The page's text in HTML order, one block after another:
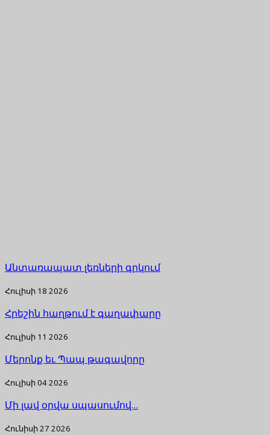
Անտառապատ լեռների գրկում
Հուլիսի 18 2026
Հրեշին հաղթում է գաղափարը
Հուլիսի 11 2026
Մերոնք եւ Պապ թագավորը
Հուլիսի 04 2026
Մի լավ օրվա սպասումով…
Հունիսի 27 2026